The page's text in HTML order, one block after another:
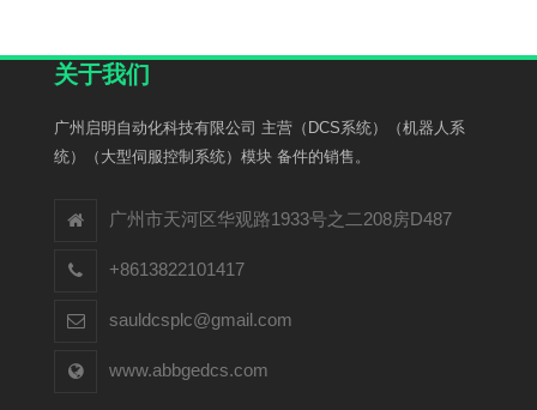
关于我们
广州启明自动化科技有限公司 主营（DCS系统）（机器人系
统）（大型伺服控制系统）模块 备件的销售。
广州市天河区华观路1933号之二208房D487
+8613822101417
sauldcsplc@gmail.com
www.abbgedcs.com